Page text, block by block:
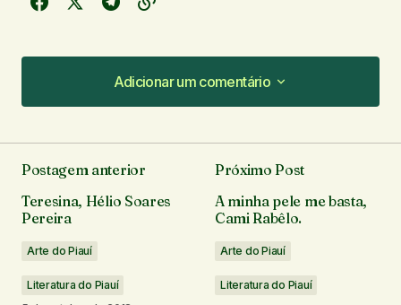
Adicionar um comentário
Adicionar um comentário
O seu endereço de e-mail não será publicado.
Campos obrigatórios são marcados com*
Comentário
Postagem anterior
Teresina, Hélio Soares
Pereira
Arte do Piauí
Literatura do Piauí
Próximo Post
A minha pele me basta,
Cami Rabêlo.
Arte do Piauí
Literatura do Piauí